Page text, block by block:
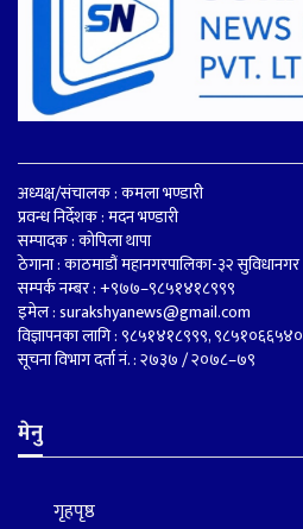
अध्यक्ष/संचालक : कमला भण्डारी
प्रवन्ध निर्देशक : मदन भण्डारी
सम्पादक : कोपिला थापा
ठेगाना : काठमाडौं महानगरपालिका-३२ सुविधानगर
सम्पर्क नम्बर : +९७७–९८५१४१८९९९
इमेल :surakshyanews@gmail.com
विज्ञापनका लागि : ९८५१४१८९९९, ९८५१०६६५४०
सूचना विभाग दर्ता नं. : २७३७ / २०७८–७९
मेनु
गृहपृष्ठ